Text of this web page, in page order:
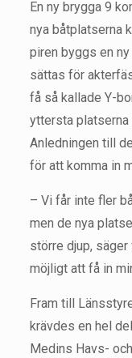
En ny brygga 9
nya båtplatserna
piren byggs en ny
sättas för
få så kallade Y-
yttersta platserna
Anledningen till
för att komma in
– Vi får inte fler
men de nya
större djup, säger
möjligt att få in
Fram till
krävdes en hel
Medins Havs-